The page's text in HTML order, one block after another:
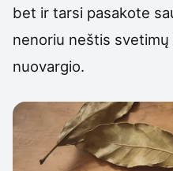
bet ir tarsi pasakote
nenoriu neštis
nuovargio.